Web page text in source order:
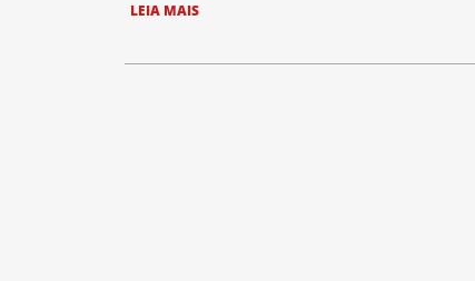
LEIA MAIS